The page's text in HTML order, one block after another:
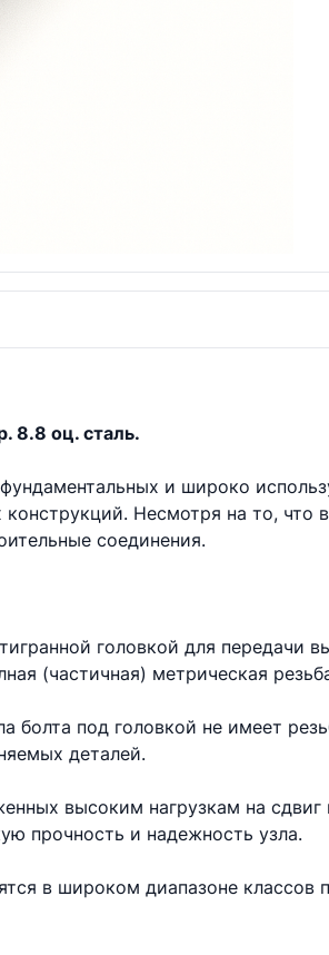
8.8 оц. сталь.
и широко
Несмотря на то,
соединения.
головкой для передачи
(частичная) метрическая
болта под головкой не имеет
деталей.
высоким нагрузкам на
прочность и надежность узла.
в широком диапазоне классов